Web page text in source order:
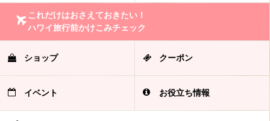
これだけはおさえておきたい！
ハワイ旅行前かけこみチェック
ショップ クーポン
イベント お役立ち情報